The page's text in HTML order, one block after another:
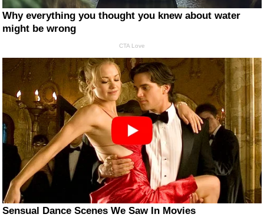
Why everything you thought you knew about water
might be wrong
CTA Love
Sensual Dance Scenes We Saw In Movies